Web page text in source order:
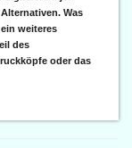
Was
weiteres
des
oder das